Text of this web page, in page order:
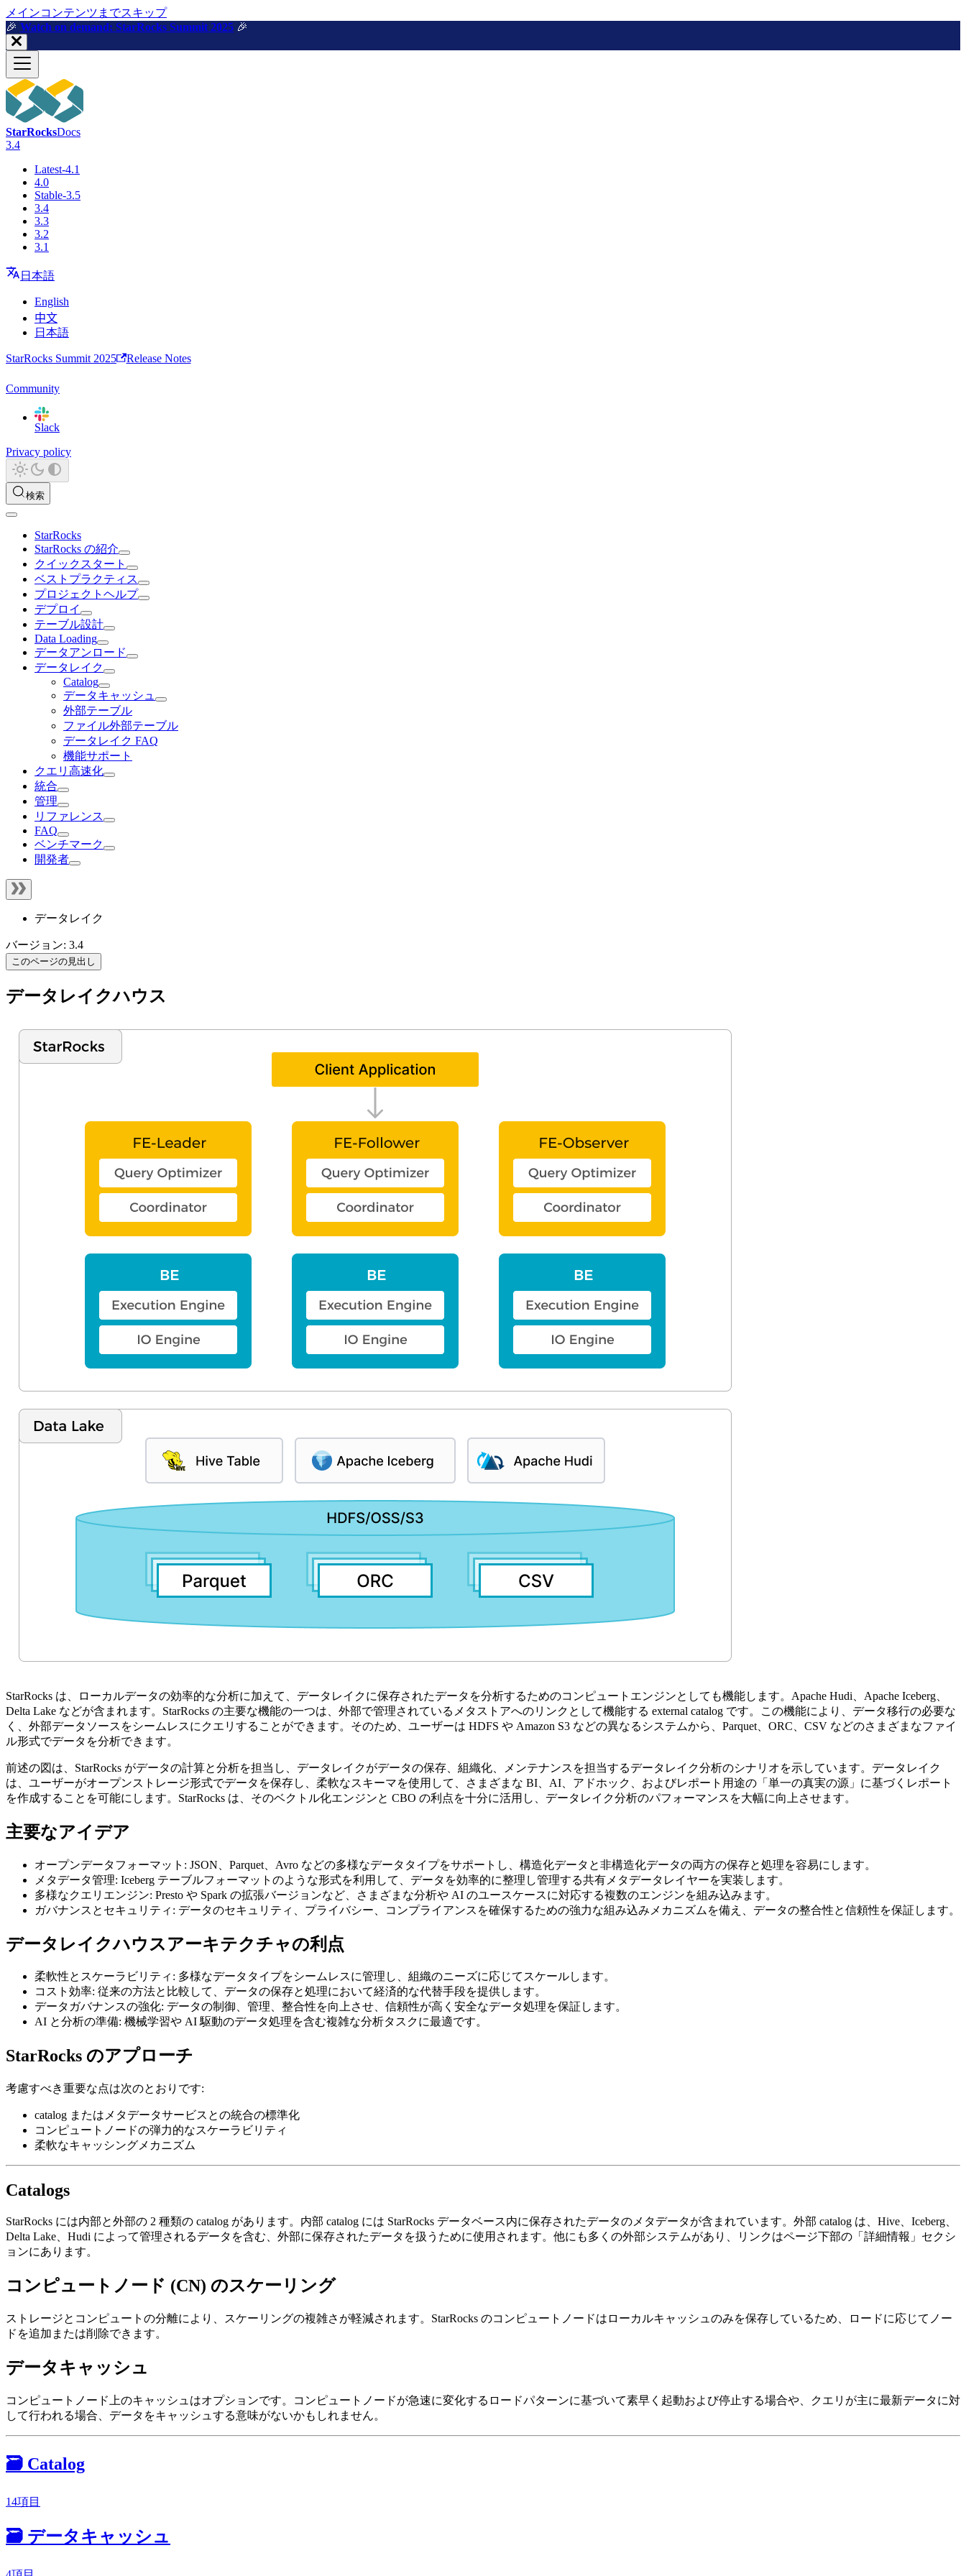
メインコンテンツまでスキップ
🎉️ Watch on demand: StarRocks Summit 2025 🎉️
StarRocksDocs
3.4
Latest-4.1
4.0
Stable-3.5
3.4
3.3
3.2
3.1
日本語
English
中文
日本語
StarRocks Summit 2025 Release Notes
Community
Slack
Privacy policy
検索
StarRocks
StarRocks の紹介
クイックスタート
ベストプラクティス
プロジェクトヘルプ
デプロイ
テーブル設計
Data Loading
データアンロード
データレイク
Catalog
データキャッシュ
外部テーブル
ファイル外部テーブル
データレイク FAQ
機能サポート
クエリ高速化
統合
管理
リファレンス
FAQ
ベンチマーク
開発者
データレイク
バージョン: 3.4
このページの見出し
データレイクハウス
StarRocks は、ローカルデータの効率的な分析に加えて、データレイクに保存されたデータを分析するためのコンピュートエンジンとしても機能します。Apache Hudi、Apache Iceberg、
Delta Lake などが含まれます。StarRocks の主要な機能の一つは、外部で管理されているメタストアへのリンクとして機能する external catalog です。この機能により、データ移行の必要な
く、外部データソースをシームレスにクエリすることができます。そのため、ユーザーは HDFS や Amazon S3 などの異なるシステムから、Parquet、ORC、CSV などのさまざまなファイ
ル形式でデータを分析できます。
前述の図は、StarRocks がデータの計算と分析を担当し、データレイクがデータの保存、組織化、メンテナンスを担当するデータレイク分析のシナリオを示しています。データレイク
は、ユーザーがオープンストレージ形式でデータを保存し、柔軟なスキーマを使用して、さまざまな BI、AI、アドホック、およびレポート用途の「単一の真実の源」に基づくレポート
を作成することを可能にします。StarRocks は、そのベクトル化エンジンと CBO の利点を十分に活用し、データレイク分析のパフォーマンスを大幅に向上させます。
主要なアイデア
オープンデータフォーマット: JSON、Parquet、Avro などの多様なデータタイプをサポートし、構造化データと非構造化データの両方の保存と処理を容易にします。
メタデータ管理: Iceberg テーブルフォーマットのような形式を利用して、データを効率的に整理し管理する共有メタデータレイヤーを実装します。
多様なクエリエンジン: Presto や Spark の拡張バージョンなど、さまざまな分析や AI のユースケースに対応する複数のエンジンを組み込みます。
ガバナンスとセキュリティ: データのセキュリティ、プライバシー、コンプライアンスを確保するための強力な組み込みメカニズムを備え、データの整合性と信頼性を保証します。
データレイクハウスアーキテクチャの利点
柔軟性とスケーラビリティ: 多様なデータタイプをシームレスに管理し、組織のニーズに応じてスケールします。
コスト効率: 従来の方法と比較して、データの保存と処理において経済的な代替手段を提供します。
データガバナンスの強化: データの制御、管理、整合性を向上させ、信頼性が高く安全なデータ処理を保証します。
AI と分析の準備: 機械学習や AI 駆動のデータ処理を含む複雑な分析タスクに最適です。
StarRocks のアプローチ
考慮すべき重要な点は次のとおりです:
catalog またはメタデータサービスとの統合の標準化
コンピュートノードの弾力的なスケーラビリティ
柔軟なキャッシングメカニズム
Catalogs
StarRocks には内部と外部の 2 種類の catalog があります。内部 catalog には StarRocks データベース内に保存されたデータのメタデータが含まれています。外部 catalog は、Hive、Iceberg、
Delta Lake、Hudi によって管理されるデータを含む、外部に保存されたデータを扱うために使用されます。他にも多くの外部システムがあり、リンクはページ下部の「詳細情報」セクシ
ョンにあります。
コンピュートノード (CN) のスケーリング
ストレージとコンピュートの分離により、スケーリングの複雑さが軽減されます。StarRocks のコンピュートノードはローカルキャッシュのみを保存しているため、ロードに応じてノー
ドを追加または削除できます。
データキャッシュ
コンピュートノード上のキャッシュはオプションです。コンピュートノードが急速に変化するロードパターンに基づいて素早く起動および停止する場合や、クエリが主に最新データに対
して行われる場合、データをキャッシュする意味がないかもしれません。
🗃️ Catalog
14項目
🗃️ データキャッシュ